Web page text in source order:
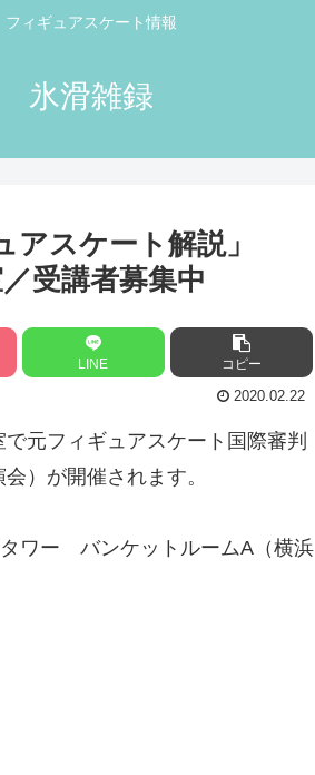
フィギュアスケート情報
氷滑雑録
スケート解説」
受講者募集中
LINE コピー
2020.02.22
元フィギュアスケート国際審判
）が開催されます。
ワー バンケットルームA（横浜